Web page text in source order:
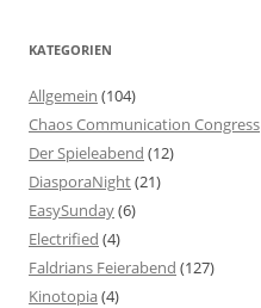
KATEGORIEN
Allgemein (104)
Chaos Communication Congress
Der Spieleabend (12)
DiasporaNight(21)
EasySunday(6)
Electrified (4)
Faldrians Feierabend (127)
Kinotopia(4)